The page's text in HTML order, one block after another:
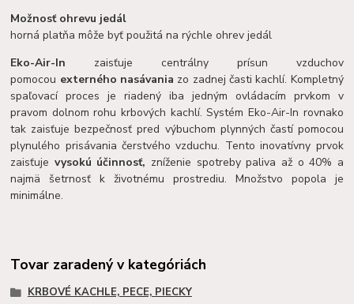
Možnosť ohrevu jedál
horná platňa môže byť použitá na rýchle ohrev jedál
Eko-Air-In zaisťuje centrálny prísun vzduchov
pomocou externého nasávania zo zadnej časti kachlí. Kompletný
spaľovací proces je riadený iba jedným ovládacím prvkom v
pravom dolnom rohu krbových kachlí. Systém Eko-Air-In rovnako
tak zaisťuje bezpečnosť pred výbuchom plynných častí pomocou
plynulého prisávania čerstvého vzduchu. Tento inovatívny prvok
zaisťuje vysokú účinnosť, zníženie spotreby paliva až o 40% a
najmä šetrnosť k životnému prostrediu. Množstvo popola je
minimálne.
Tovar zaradený v kategóriách
KRBOVÉ KACHLE, PECE, PIECKY